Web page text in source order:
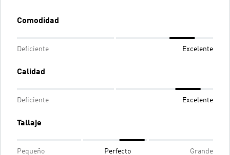
Comodidad
Deficiente Excelente
Calidad
Deficiente Excelente
Tallaje
Pequeño Perfecto Grande